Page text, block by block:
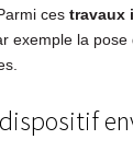
ces travaux
exemple la pose